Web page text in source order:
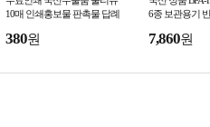
10매 인쇄홍보물 판촉물 답례
판촉 교회 전도
380원
6종 보관용기
트 판촉물 답례품
7,860원